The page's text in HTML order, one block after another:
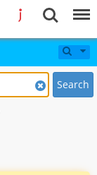
Search